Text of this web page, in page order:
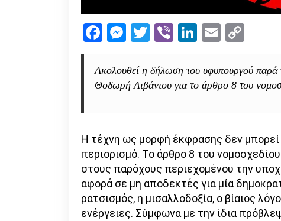
Facebook
Messenger
Twitter
ViberLinkedIn
Email
Ακολουθεί η δήλωση του υφυπουργού
Θοδωρή Λιβάνιου για το άρθρο 8 του
Η τέχνη ως μορφή έκφρασης δεν μπορεί
περιορισμό. Το άρθρο 8 του
στους παρόχους περιεχομένου την
αφορά σε μη αποδεκτές για μία
ρατσισμός, η μισαλλοδοξία, ο βίαιος
ενέργειες. Σύμφωνα με την ίδια